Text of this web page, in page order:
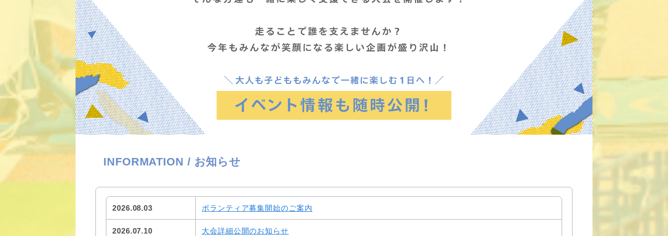
INFORMATION / お知らせ
2026.08.03 ボランティア募集開始のご案内
2026.07.10 大会詳細公開のお知らせ